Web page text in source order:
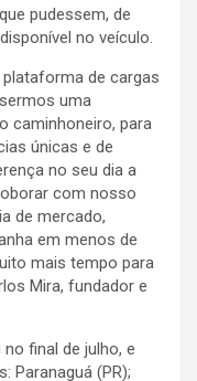
pudessem, de
no veículo.
de cargas
uma
caminhoneiro, para
únicas e de
no seu dia a
com nosso
de mercado,
em menos de
mais tempo para
Mira, fundador e
final de julho, e
Paranaguá (PR);